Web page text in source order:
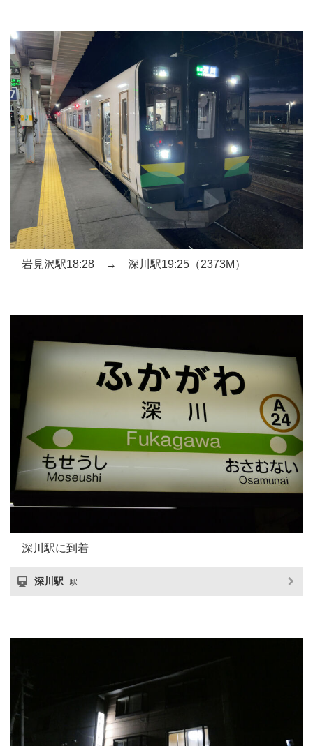
岩見沢駅18:28 → 深川駅19:25（2373M）
深川駅に到着
深川駅 駅